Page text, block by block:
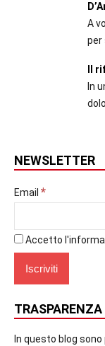
A
per
Il
In
NEWSLETTER
Email *
Accetto
TRASPARENZA
In questo blog